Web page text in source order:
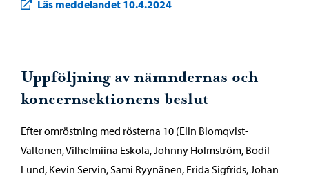
Läs meddelandet 10.4.2024
Uppföljning av nämndernas och
koncernsektionens beslut
Efter omröstning med rösterna 10 (Elin Blomqvist-
Valtonen, Vilhelmiina Eskola, Johnny Holmström, Bodil
Lund, Kevin Servin, Sami Ryynänen, Frida Sigfrids, Johan